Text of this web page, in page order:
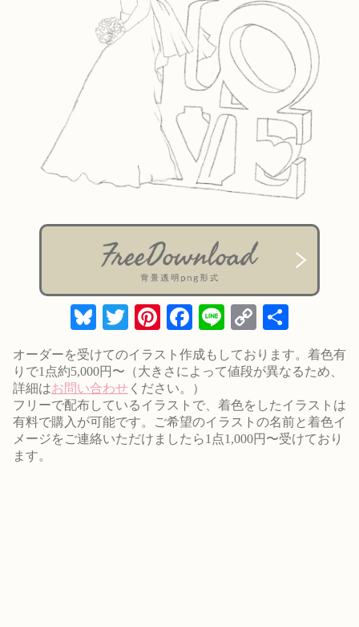
Bluesky
TwitterPinterest
Facebook
LineCopy
Link有
オーダーを受けてのイラスト作成もしております。着色有
りで1点約5,000円〜（大きさによって値段が異なるため、
詳細はお問い合わせ ください。）
フリーで配布しているイラストで、着色をしたイラストは
有料で購入が可能です。ご希望のイラストの名前と着色イ
メージをご連絡いただけましたら1点1,000円〜受けており
ます。